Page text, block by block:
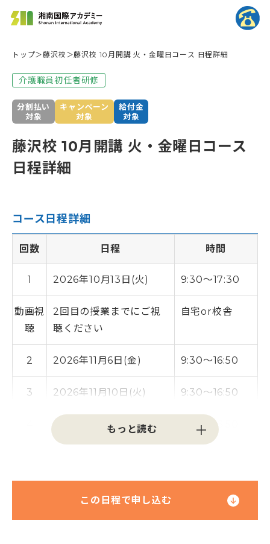
トップ 藤沢校 藤沢校 10月開講 火・金曜日コース 日程詳細
介護職員初任者研修
分割払い
対象
キャンペーン
対象
給付金
対象
藤沢校 10月開講 火・金曜日コース
日程詳細
コース日程詳細
回数 日程 時間
1 2026年10月13日(火) 9:30～17:30
動画視
聴
2回目の授業までにご視
聴ください
自宅or校舎
2 2026年11月6日(金) 9:30～16:50
3 2026年11月10日(火) 9:30～16:50
2026年11月13日(金) 9:30～16:50
7 2026年11月27日(金) 9:30～16:50
この日程で申し込む